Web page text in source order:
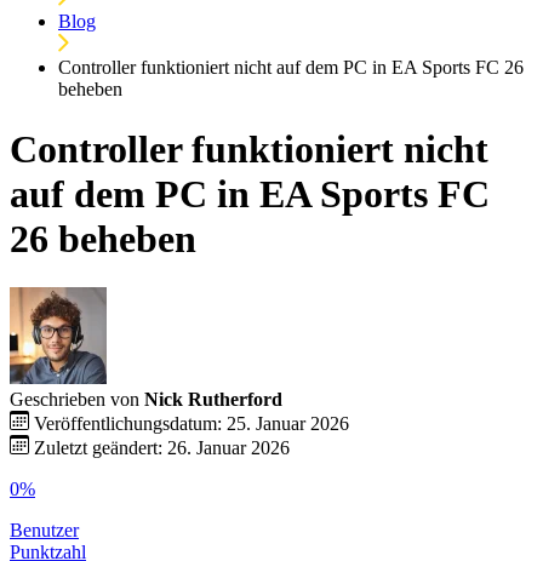
Blog
Controller funktioniert nicht auf dem PC in EA Sports FC 26
beheben
Controller funktioniert nicht
auf dem PC in EA Sports FC
26 beheben
Geschrieben von Nick Rutherford
Veröffentlichungsdatum: 25. Januar 2026
Zuletzt geändert: 26. Januar 2026
0%
Benutzer
Punktzahl